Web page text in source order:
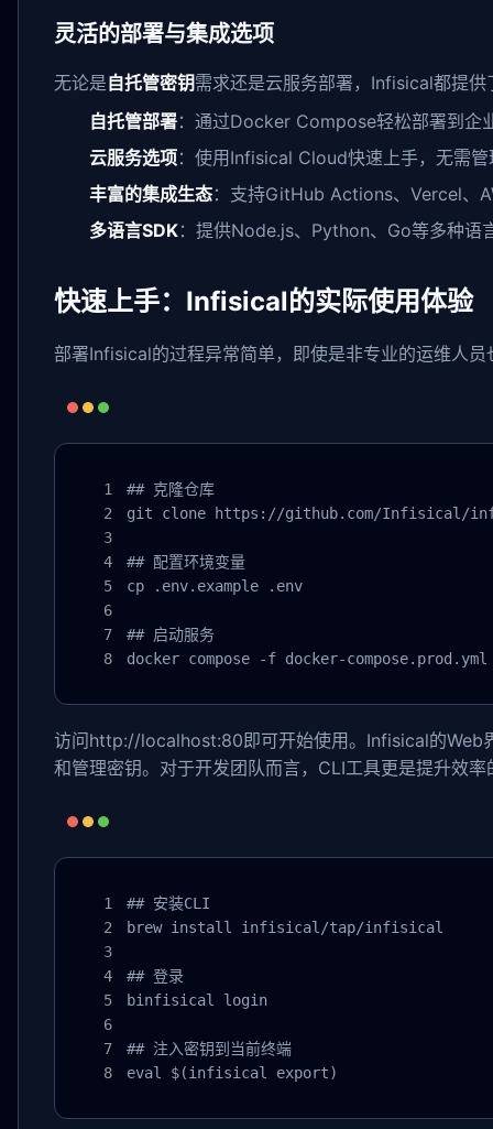
灵活的部署与集成选项
无论是自托管密钥需求还是云服务部署，Infisical都提供
自托管部署：通过Docker Compose轻松部署到企
云服务选项：使用Infisical Cloud快速上手，无需
丰富的集成生态：支持GitHub Actions、Vercel、
多语言SDK：提供Node.js、Python、Go等多种语
快速上手：Infisical的实际使用体验
部署Infisical的过程异常简单，即使是非专业的运维人
## 克隆仓库
git clone https://github.com/Infisical/
## 配置环境变量
cp .env.example .env
## 启动服务
docker compose -f docker-compose.prod.yml
访问http://localhost:80即可开始使用。Infisical的Web
和管理密钥。对于开发团队而言，CLI工具更是提升效率
## 安装CLI
brew install infisical/tap/infisical
## 登录
binfisical login
## 注入密钥到当前终端
eval $(infisical export)